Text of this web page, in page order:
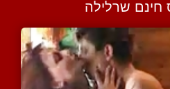
חינם שרלילה